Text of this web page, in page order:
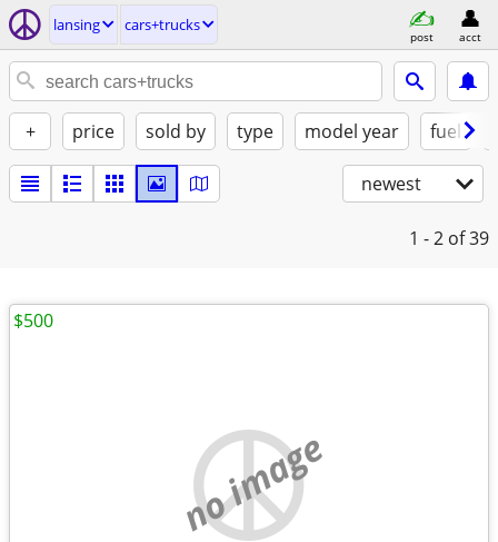
lansing cars+trucks
post acct
+ price sold by type model year fuel
newest
1 - 2 of 39
no image
$500